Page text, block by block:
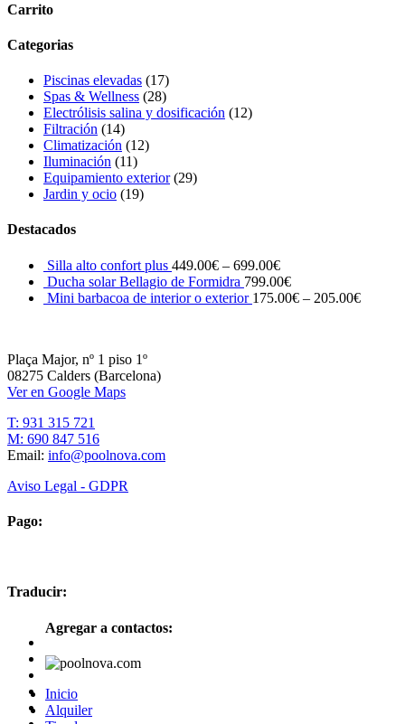
Carrito
Categorias
Piscinas elevadas (17)
Spas & Wellness (28)
Electrólisis salina y dosificación (12)
Filtración (14)
Climatización (12)
Iluminación (11)
Equipamiento exterior (29)
Jardin y ocio (19)
Destacados
Silla alto confort plus 449.00€ – 699.00€
Ducha solar Bellagio de Formidra 799.00€
Mini barbacoa de interior o exterior 175.00€ – 205.00€
Plaça Major, nº 1 piso 1º
08275 Calders (Barcelona)
Ver en Google Maps
T: 931 315 721
M: 690 847 516
Email: info@poolnova.com
Aviso Legal - GDPR
Pago:
Traducir:
Agregar a contactos:
Inicio
Alquiler